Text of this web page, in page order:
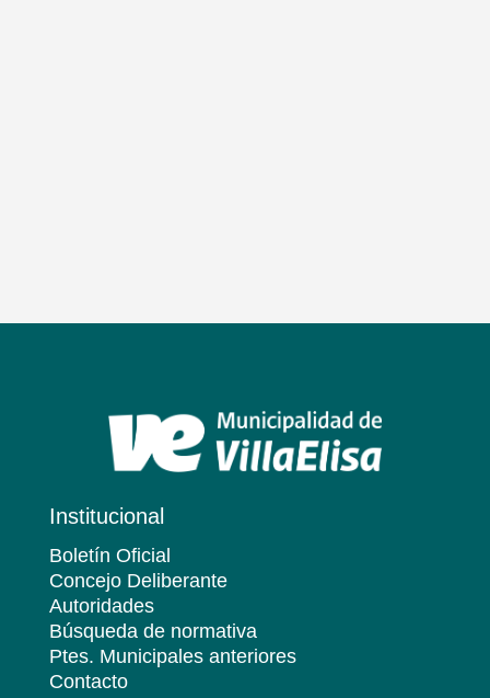
Institucional
Boletín Oficial
Concejo Deliberante
Autoridades
Búsqueda de normativa
Ptes. Municipales anteriores
Contacto